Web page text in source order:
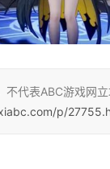
代表ABC游戏网立
p/